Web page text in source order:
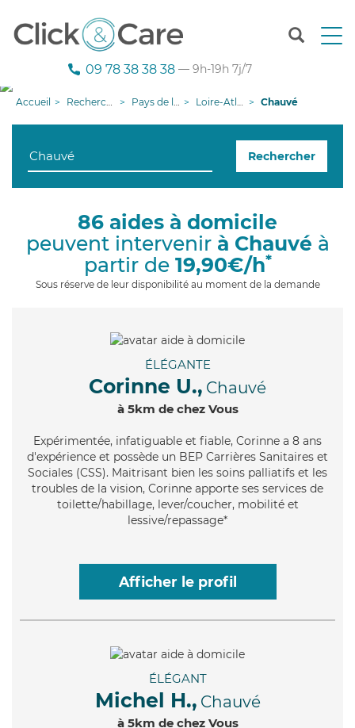
T
n
g
09 78 38 38 38 — 9h-19h 7j/7
Accueil Recherche aide à domicile Pays de la Loire Loire-Atlantique Chauvé
Rechercher
86 aides à domicile
peuvent intervenir à Chauvé à
partir de 19,90€/h*
Sous réserve de leur disponibilité au moment de la demande
ÉLÉGANTE
Corinne U., Chauvé
à 5km de chez Vous
Expérimentée, infatiguable et fiable, Corinne a 8 ans
d'expérience et possède un BEP Carrières Sanitaires et
Sociales (CSS). Maitrisant bien les soins palliatifs et les
troubles de la vision, Corinne apporte ses services de
toilette/habillage, lever/coucher, mobilité et
lessive/repassage*
Afficher le profil
ÉLÉGANT
Michel H., Chauvé
à 5km de chez Vous